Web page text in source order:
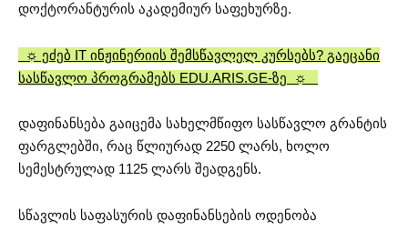
დოქტორანტურის აკადემიურ საფეხურზე.
☼ ეძებ IT ინჟინერიის შემსწავლელ კურსებს? გაეცანი
სასწავლო პროგრამებს EDU.ARIS.GE-ზე
☼
დაფინანსება გაიცემა სახელმწიფო სასწავლო გრანტის
ფარგლებში, რაც წლიურად 2250 ლარს, ხოლო
სემესტრულად 1125 ლარს შეადგენს.
სწავლის საფასურის დაფინანსების ოდენობა